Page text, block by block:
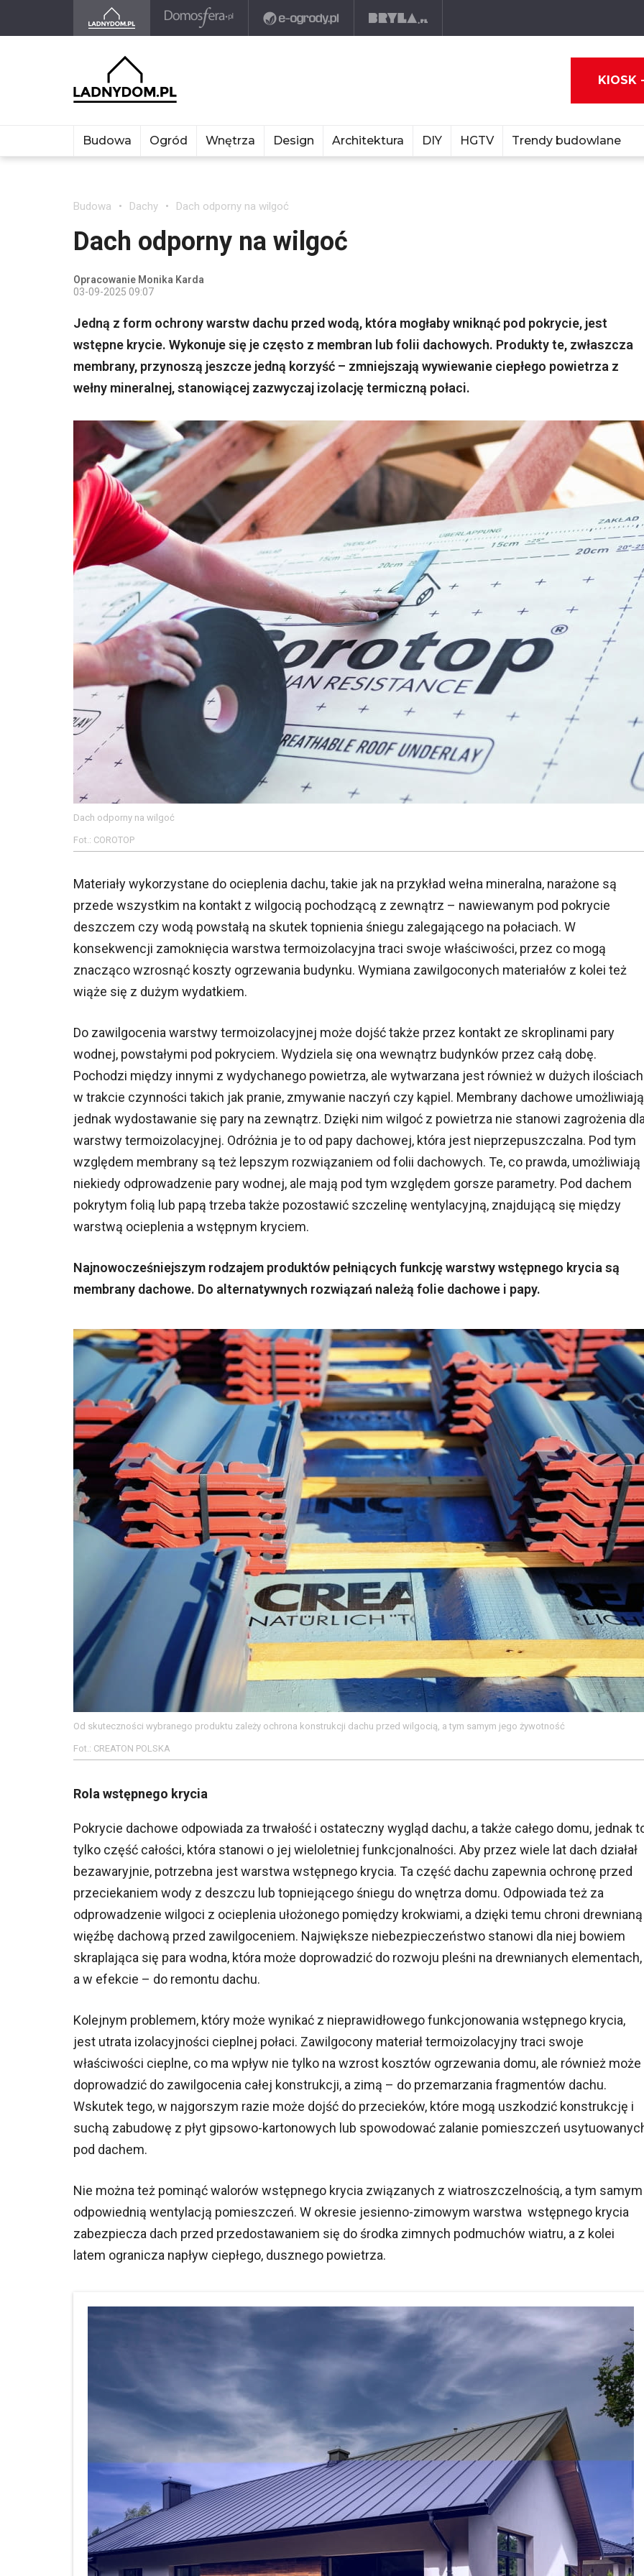
KIOSK
Budowa Ogród Wnętrza Design Architektura DIY HGTV Trendy budowlane
Budowa Dachy Dach odporny na wilgoć
Dach odporny na wilgoć
Opracowanie Monika Karda
03-09-2025 09:07
Jedną z form ochrony warstw dachu przed wodą, która mogłaby wniknąć pod pokrycie, jest
wstępne krycie. Wykonuje się je często z membran lub folii dachowych. Produkty te, zwłaszcza
membrany, przynoszą jeszcze jedną korzyść – zmniejszają wywiewanie ciepłego powietrza z
wełny mineralnej, stanowiącej zazwyczaj izolację termiczną połaci.
Dach odporny na wilgoć
Fot.: COROTOP
Materiały wykorzystane do ocieplenia dachu, takie jak na przykład wełna mineralna, narażone są
przede wszystkim na kontakt z wilgocią pochodzącą z zewnątrz – nawiewanym pod pokrycie
deszczem czy wodą powstałą na skutek topnienia śniegu zalegającego na połaciach. W
konsekwencji zamoknięcia warstwa termoizolacyjna traci swoje właściwości, przez co mogą
znacząco wzrosnąć koszty ogrzewania budynku. Wymiana zawilgoconych materiałów z kolei też
wiąże się z dużym wydatkiem.
Do zawilgocenia warstwy termoizolacyjnej może dojść także przez kontakt ze skroplinami pary
wodnej, powstałymi pod pokryciem. Wydziela się ona wewnątrz budynków przez całą dobę.
Pochodzi między innymi z wydychanego powietrza, ale wytwarzana jest również w dużych ilościach
w trakcie czynności takich jak pranie, zmywanie naczyń czy kąpiel. Membrany dachowe umożliwiają
jednak wydostawanie się pary na zewnątrz. Dzięki nim wilgoć z powietrza nie stanowi zagrożenia
warstwy termoizolacyjnej. Odróżnia je to od papy dachowej, która jest nieprzepuszczalna. Pod tym
względem membrany są też lepszym rozwiązaniem od folii dachowych. Te, co prawda, umożliwiają
niekiedy odprowadzenie pary wodnej, ale mają pod tym względem gorsze parametry. Pod dachem
pokrytym folią lub papą trzeba także pozostawić szczelinę wentylacyjną, znajdującą się między
warstwą ocieplenia a wstępnym kryciem.
Najnowocześniejszym rodzajem produktów pełniących funkcję warstwy wstępnego krycia są
membrany dachowe. Do alternatywnych rozwiązań należą folie dachowe i papy.
Od skuteczności wybranego produktu zależy ochrona konstrukcji dachu przed wilgocią, a tym samym jego żywotność
Fot.: CREATON POLSKA
Rola wstępnego krycia
Pokrycie dachowe odpowiada za trwałość i ostateczny wygląd dachu, a także całego domu, jednak
tylko część całości, która stanowi o jej wieloletniej funkcjonalności. Aby przez wiele lat dach działał
bezawaryjnie, potrzebna jest warstwa wstępnego krycia. Ta część dachu zapewnia ochronę przed
przeciekaniem wody z deszczu lub topniejącego śniegu do wnętrza domu. Odpowiada też za
odprowadzenie wilgoci z ocieplenia ułożonego pomiędzy krokwiami, a dzięki temu chroni drewnianą
więźbę dachową przed zawilgoceniem. Największe niebezpieczeństwo stanowi dla niej bowiem
skraplająca się para wodna, która może doprowadzić do rozwoju pleśni na drewnianych elementach,
a w efekcie – do remontu dachu.
Kolejnym problemem, który może wynikać z nieprawidłowego funkcjonowania wstępnego krycia,
jest utrata izolacyjności cieplnej połaci. Zawilgocony materiał termoizolacyjny traci swoje
właściwości cieplne, co ma wpływ nie tylko na wzrost kosztów ogrzewania domu, ale również może
doprowadzić do zawilgocenia całej konstrukcji, a zimą – do przemarzania fragmentów dachu.
Wskutek tego, w najgorszym razie może dojść do przecieków, które mogą uszkodzić konstrukcję i
suchą zabudowę z płyt gipsowo-kartonowych lub spowodować zalanie pomieszczeń
pod dachem.
Nie można też pominąć walorów wstępnego krycia związanych z wiatroszczelnością, a tym samym
odpowiednią wentylacją pomieszczeń. W okresie jesienno-zimowym warstwa wstępnego krycia
zabezpiecza dach przed przedostawaniem się do środka zimnych podmuchów wiatru, a z kolei
latem ogranicza napływ ciepłego, dusznego powietrza.